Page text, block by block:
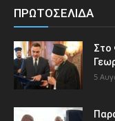
ΠΡΩΤΟΣΕΛΙΔΑ
Στο
5